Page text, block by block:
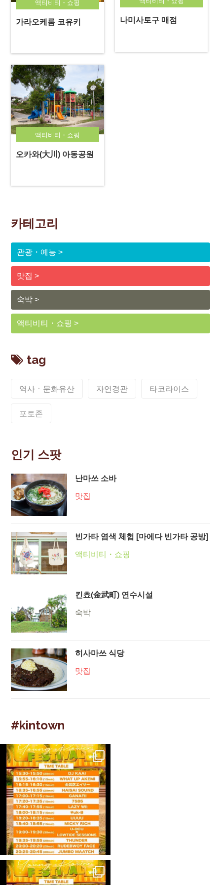
액티비티・쇼핑
가라오케룸 코유키 나미사토구 매점
액티비티・쇼핑
오카와(大川) 아동공원
카테고리
관광・예능
맛집
숙박
액티비티・쇼핑
tag
역사ㆍ문화유산 자연경관 타코라이스
포토존
인기 스팟
난마쓰 소바
맛집
빈가타 염색 체험 [마에다 빈가타 공방]
액티비티・쇼핑
킨쵸(金武町) 연수시설
숙박
히사마쓰 식당
맛집
#kintown